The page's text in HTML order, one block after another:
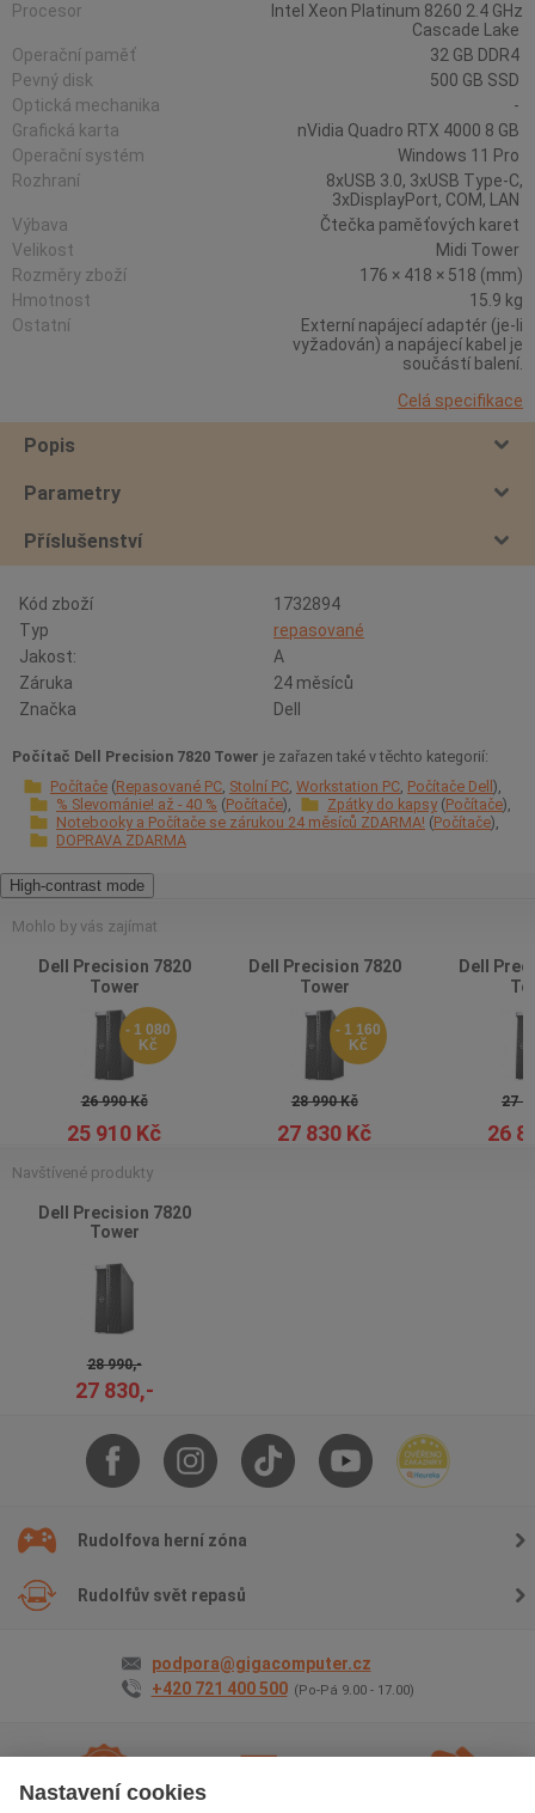
Nastavení cookies
Procesor
Intel Xeon Platinum 8260 2.4 GHz
Cascade Lake
Operační paměť
32 GB DDR4
Pevný disk
500 GB SSD
Optická mechanika
-
Grafická karta
nVidia Quadro RTX 4000 8 GB
Operační systém
Windows 11 Pro
Rozhraní
8xUSB 3.0, 3xUSB Type-C,
3xDisplayPort, COM, LAN
Výbava
Čtečka paměťových karet
Velikost
Midi Tower
Rozměry zboží
176 × 418 × 518 (mm)
Hmotnost
15.9 kg
Ostatní
Externí napájecí adaptér (je-li
vyžadován) a napájecí kabel je
součástí balení.
Celá specifikace
Popis
Parametry
Příslušenství
Kód zboží
1732894
Typ
repasované
Jakost:
A
Záruka
24 měsíců
Značka
Dell
Počítač Dell Precision 7820 Tower je zařazen také v těchto kategorií:
Počítače Repasované PC Stolní PC Workstation PC Počítače Dell
% Slevománie! až - 40 % Počítače Zpátky do kapsy Počítače
Notebooky a Počítače se zárukou 24 měsíců ZDARMA! Počítače
DOPRAVA ZDARMA
High-contrast mode
Mohlo by vás zajímat
Dell Precision 7820
Tower
- 1 080
Kč
26 990 Kč
25 910 Kč
Dell Precision 7820
Tower
- 1 160
Kč
28 990 Kč
27 830 Kč
Dell
27
26
Navštívené produkty
Dell Precision 7820
Tower
28 990,-
27 830,-
Rudolfova herní zóna
Rudolfův svět repasů
podpora@gigacomputer.cz
+420 721 400 500 (Po-Pá 9.00 - 17.00)